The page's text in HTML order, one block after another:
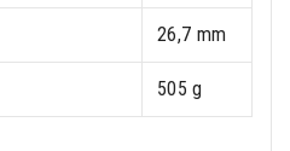
26,7 mm
505 g